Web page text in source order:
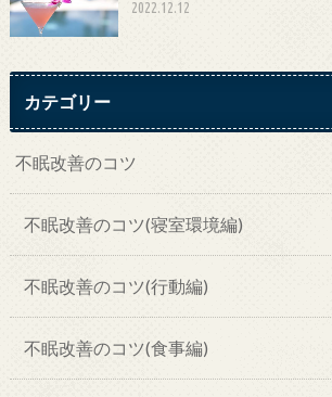
2022.12.12
カテゴリー
不眠改善のコツ
不眠改善のコツ(寝室環境編)
不眠改善のコツ(行動編)
不眠改善のコツ(食事編)